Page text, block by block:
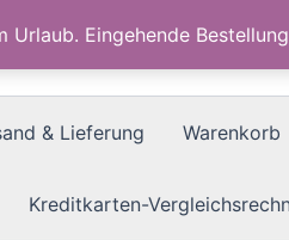
Eingehende
& Lieferung Warenkorb
Kreditkarten-